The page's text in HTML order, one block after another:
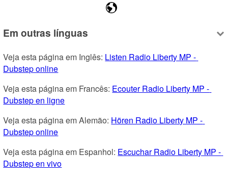
Em outras línguas
Veja esta página em Inglês: Listen Radio Liberty MP -
Dubstep online
Veja esta página em Francês: Ecouter Radio Liberty MP -
Dubstep en ligne
Veja esta página em Alemão: Hören Radio Liberty MP -
Dubstep online
Veja esta página em Espanhol: Escuchar Radio Liberty MP -
Dubstep en vivo